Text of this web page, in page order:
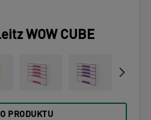
WOW CUBE
PRODUKTU